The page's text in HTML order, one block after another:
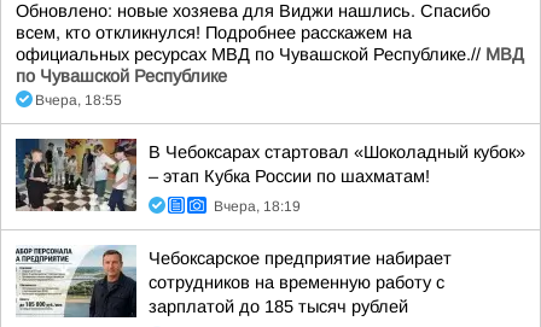
Обновлено: новые хозяева для Виджи нашлись. Спасибо
всем, кто откликнулся! Подробнее расскажем на
официальных ресурсах МВД по Чувашской Республике.// МВД
по Чувашской Республике
Вчера, 18:55
В Чебоксарах стартовал «Шоколадный кубок»
– этап Кубка России по шахматам!
Вчера, 18:19
Чебоксарское предприятие набирает
сотрудников на временную работу с
зарплатой до 185 тысяч рублей